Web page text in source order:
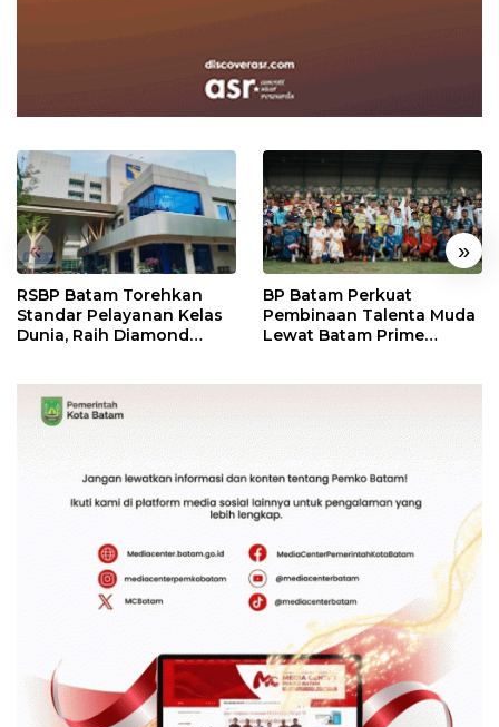
« »
RSBP Batam Torehkan
Standar Pelayanan Kelas
Dunia, Raih Diamond
BP Batam Perkuat
Pembinaan Talenta Muda
Lewat Batam Prime